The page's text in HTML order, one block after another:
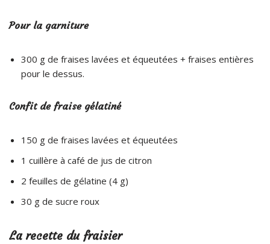
Pour la garniture
300 g de fraises lavées et équeutées + fraises entières
pour le dessus.
Confit de fraise gélatiné
150 g de fraises lavées et équeutées
1 cuillère à café de jus de citron
2 feuilles de gélatine (4 g)
30 g de sucre roux
La recette du fraisier